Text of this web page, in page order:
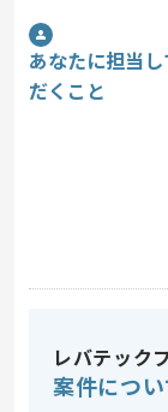
あなたに担当し
だくこと
レバテック
案件につい